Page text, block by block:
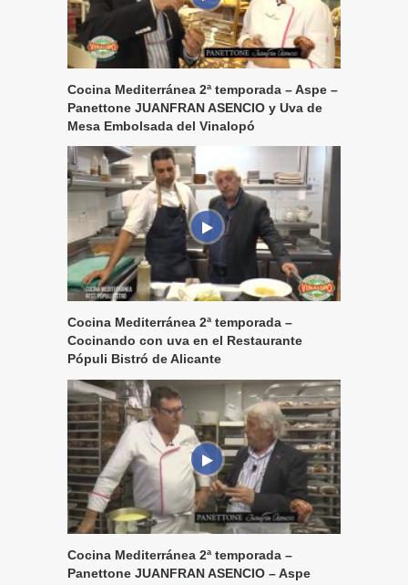
Cocina Mediterránea 2ª temporada – Aspe –
Panettone JUANFRAN ASENCIO y Uva de
Mesa Embolsada del Vinalopó
Cocina Mediterránea 2ª temporada –
Cocinando con uva en el Restaurante
Pópuli Bistró de Alicante
Cocina Mediterránea 2ª temporada –
Panettone JUANFRAN ASENCIO – Aspe